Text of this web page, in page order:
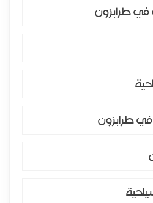
في طرابزون
في طرابزون